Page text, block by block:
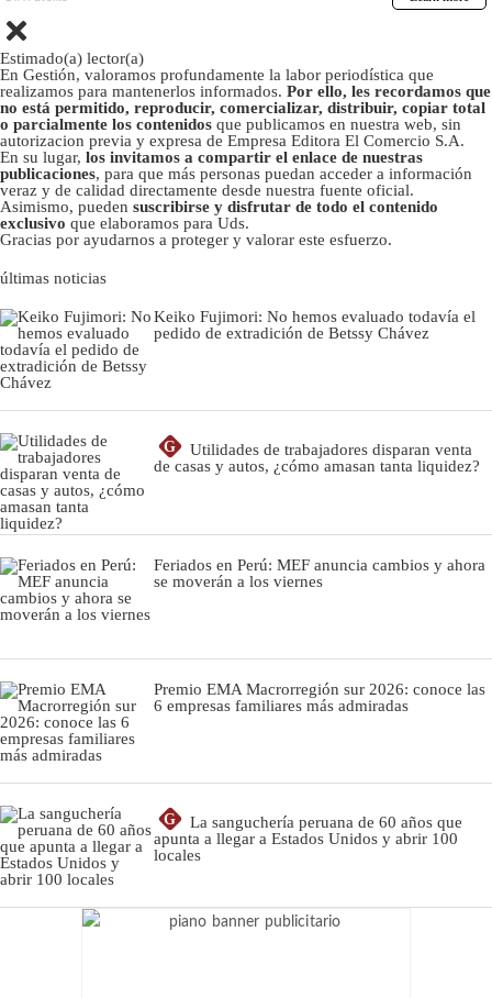
Estimado(a) lector(a)
En Gestión, valoramos profundamente la labor periodística que
realizamos para mantenerlos informados. Por ello, les recordamos que
no está permitido, reproducir, comercializar, distribuir, copiar total
o parcialmente los contenidos que publicamos en nuestra web, sin
autorizacion previa y expresa de Empresa Editora El Comercio S.A.
En su lugar, los invitamos a compartir el enlace de nuestras
publicaciones, para que más personas puedan acceder a información
veraz y de calidad directamente desde nuestra fuente oficial.
Asimismo, pueden suscribirse y disfrutar de todo el contenido
exclusivo que elaboramos para Uds.
Gracias por ayudarnos a proteger y valorar este esfuerzo.
últimas noticias
Keiko Fujimori: No hemos evaluado todavía el
pedido de extradición de Betssy Chávez
G
Utilidades de trabajadores disparan venta
de casas y autos, ¿cómo amasan tanta liquidez?
Feriados en Perú: MEF anuncia cambios y ahora
se moverán a los viernes
Premio EMA Macrorregión sur 2026: conoce las
6 empresas familiares más admiradas
G
La sanguchería peruana de 60 años que
apunta a llegar a Estados Unidos y abrir 100
locales